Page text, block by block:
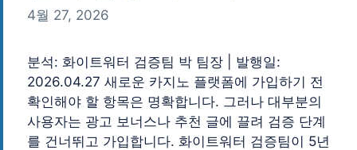
4월 27, 2026
분석: 화이트워터 검증팀 박 팀장 | 발행일:
2026.04.27 새로운 카지노 플랫폼에 가입하기 전
확인해야 할 항목은 명확합니다. 그러나 대부분의
사용자는 광고 보너스나 추천 글에 끌려 검증 단계
를 건너뛰고 가입합니다. 화이트워터 검증팀이 5년